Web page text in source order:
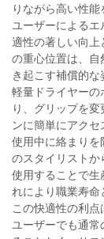
りながら高い性
ユーザーによる
適性の著しい向
の重心位置は、
き起こす補償的な
軽量ドライヤー
り、グリップを
ンに簡単にアクセ
使用中に絡まりを
のスタイリスト
使用することで生
れにより職業寿命
この快適性の利
ユーザーでも通常